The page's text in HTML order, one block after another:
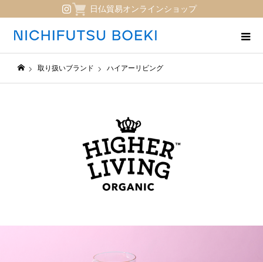
日仏貿易オンラインショップ
取り扱いブランド ハイアーリビング